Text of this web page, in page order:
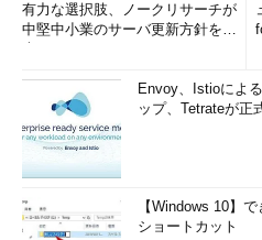
有力な選択肢、ノークリサーチが
中堅中小業のサーバ更新方針を調
Envoy、Istioによ
ップ、Tetrateが正
【Windows 10】
ショートカット